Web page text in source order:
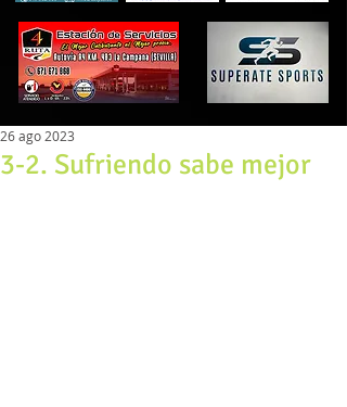
3-2. Sufriendo sabe mejor
26 ago 2023